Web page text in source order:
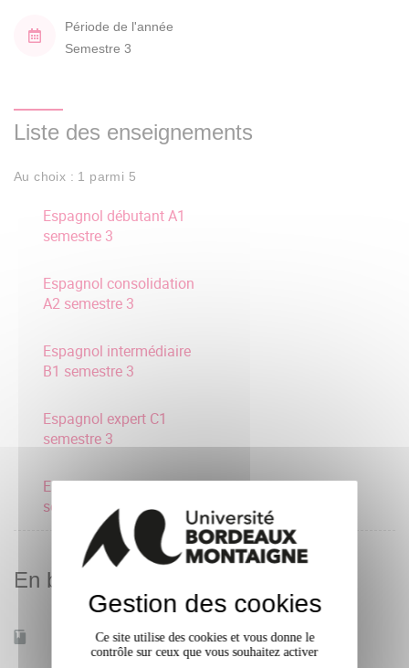
Période de l'année
Semestre 3
Liste des enseignements
Au choix : 1 parmi 5
Espagnol débutant A1
semestre 3
Espagnol consolidation
A2 semestre 3
Espagnol intermédiaire
B1 semestre 3
Espagnol expert C1
semestre 3
Espagnol avancé B2
semestre 3
En bref
Mobilité d'études Oui
Gestion des cookies
Ce site utilise des cookies et vous donne le
contrôle sur ceux que vous souhaitez activer